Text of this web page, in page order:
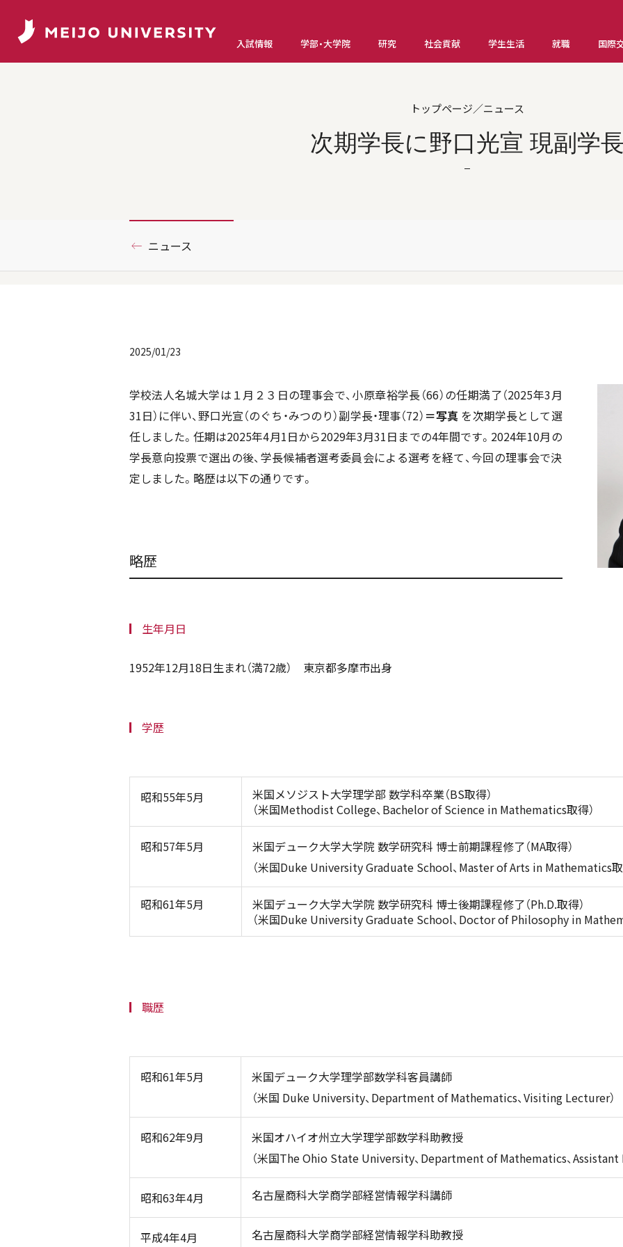
入試情報 学部・大学院 研究 社会貢献 学生生活 就職 国際
トップページ／ニュース
次期学長に野口光宣 現副学長
ニュース
2025/01/23
学校法人名城大学は１月２３日の理事会で、小原章裕学長（66）の任期満了（2025年3月
31日）に伴い、野口光宣（のぐち・みつのり）副学長・理事（72） ＝写真 を次期学長として選
任しました。任期は2025年4月1日から2029年3月31日までの4年間です。2024年10月の
学長意向投票で選出の後、学長候補者選考委員会による選考を経て、今回の理事会で決
定しました。略歴は以下の通りです。
略歴
生年月日
1952年12月18日生まれ（満72歳） 東京都多摩市出身
学歴
昭和55年5月
米国メソジスト大学理学部 数学科卒業（BS取得）
（米国Methodist College、Bachelor of Science in Mathematics取得）
昭和57年5月
米国デューク大学大学院 数学研究科 博士前期課程修了（MA取得）
（米国Duke University Graduate School、Master of Arts in Mathematics取
昭和61年5月
米国デューク大学大学院 数学研究科 博士後期課程修了（Ph.D.取得）
（米国Duke University Graduate School、Doctor of Philosophy in
職歴
昭和61年5月
米国デューク大学理学部数学科客員講師
（米国 Duke University、Department of Mathematics、Visiting Lecturer）
昭和62年9月
米国オハイオ州立大学理学部数学科助教授
（米国The Ohio State University、Department of Mathematics、Assistant
昭和63年4月 名古屋商科大学商学部経営情報学科講師
平成4年4月 名古屋商科大学商学部経営情報学科助教授